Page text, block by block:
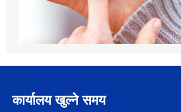
कार्यालय खुल्ने समय